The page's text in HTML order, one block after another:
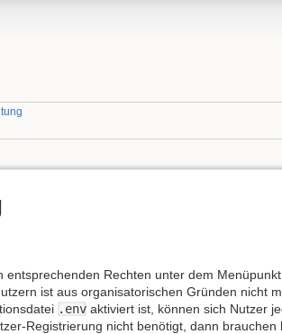
entsprechenden Rechten unter dem Menüpunkt
ist aus organisatorischen Gründen nicht
.env aktiviert ist, können sich Nutzer
Registrierung nicht benötigt, dann brauchen